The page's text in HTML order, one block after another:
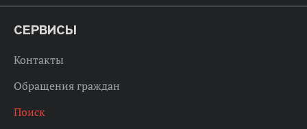
СЕРВИСЫ
Контакты
Обращения граждан
Поиск